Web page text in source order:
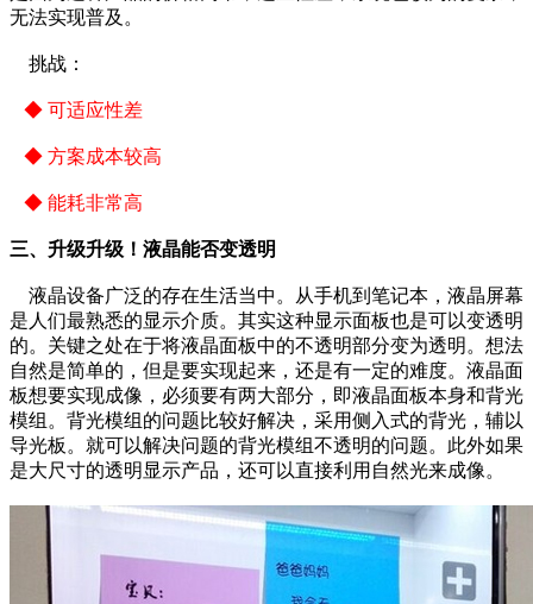
无法实现普及。
挑战：
◆ 可适应性差
◆ 方案成本较高
◆ 能耗非常高
三、升级升级！液晶能否变透明
液晶设备广泛的存在生活当中。从手机到笔记本，液晶屏幕
是人们最熟悉的显示介质。其实这种显示面板也是可以变透明
的。关键之处在于将液晶面板中的不透明部分变为透明。想法
自然是简单的，但是要实现起来，还是有一定的难度。液晶面
板想要实现成像，必须要有两大部分，即液晶面板本身和背光
模组。背光模组的问题比较好解决，采用侧入式的背光，辅以
导光板。就可以解决问题的背光模组不透明的问题。此外如果
是大尺寸的透明显示产品，还可以直接利用自然光来成像。